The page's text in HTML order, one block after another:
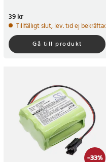
Pris:
39 kr
Tillfälligt slut, lev. tid ej bekräftad.
Gå till produkt
-33%